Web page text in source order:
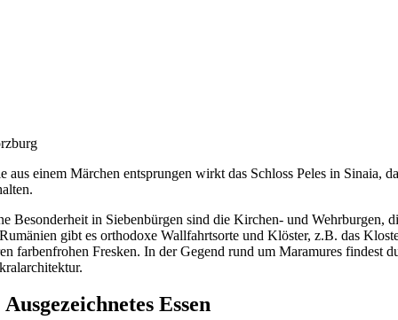
aus einem Märchen entsprungen wirkt das Schloss Peles in Sinaia,
Besonderheit in Siebenbürgen sind die Kirchen- und Wehrburgen,
gibt es orthodoxe Wallfahrtsorte und Klöster, z.B. das
farbenfrohen Fresken. In der Gegend rund um Maramures findest
Ausgezeichnetes Essen